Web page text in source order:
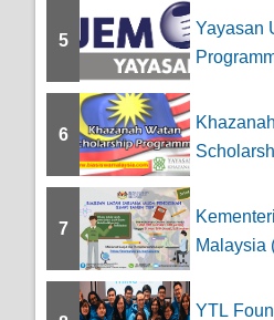
5
Yayasan
6
7
Malaysia
YTL